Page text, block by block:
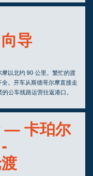
导
以北约 90 公里。繁忙的渡
。开车从斯德哥尔摩直接走
公车线路运营往返港口。
— 卡珀尔